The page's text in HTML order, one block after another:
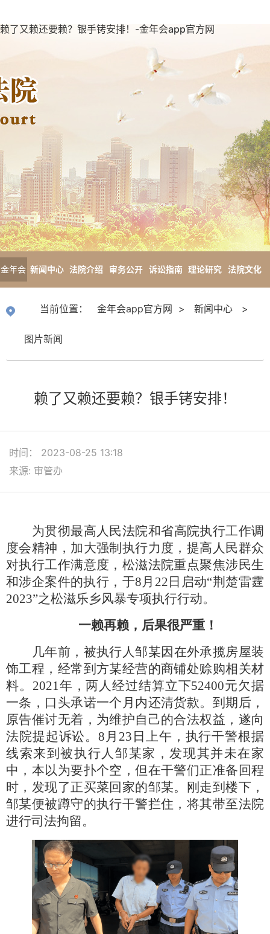
赖了又赖还要赖？银手铐安排！-金年会app官方网
金年会
方网
新闻中心 法院介绍 审务公开 诉讼指南 理论研究 法院文化
当前位置： 金年会app官方网 > 新闻中心 >
图片新闻
赖了又赖还要赖？银手铐安排！
时间： 2023-08-25 13:18
来源: 审管办
为贯彻最高人民法院和省高院执行工作调
度会精神，加大强制执行力度，提高人民群众
对执行工作满意度，松滋法院重点聚焦涉民生
和涉企案件的执行，于8月22日启动“荆楚雷霆
2023”之松滋乐乡风暴专项执行行动。
一赖再赖，后果很严重！
几年前，被执行人邹某因在外承揽房屋装
饰工程，经常到方某经营的商铺处赊购相关材
料。 2021年，两人经过结算立下52400元欠据
一条，口头承诺一个月内还清货款。到期后，
原告催讨无着，为维护自己的合法权益，遂向
法院提起诉讼。8月23日上午，执行干警根据
线索来到被执行人邹某家，发现其并未在家
中，本以为要扑个空，但在干警们正准备回程
时，发现了正买菜回家的邹某。刚走到楼下，
邹某便被蹲守的执行干警拦住，将其带至法院
进行司法拘留。